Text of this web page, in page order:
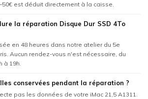
est déduit directement à la caisse.
la réparation Disque Dur SSD 4To
en 48 heures dans notre atelier du 5e
Aucun rendez-vous n'est nécessaire, du
à 19h.
conservées pendant la réparation ?
pas les données de votre iMac 21,5 A1311.